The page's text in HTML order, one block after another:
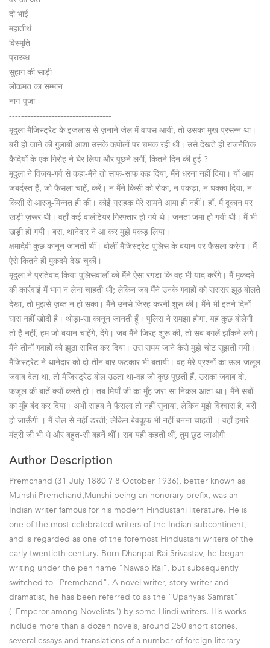
दो भाई
महातीर्थ
विस्मृति
प्रारब्ध
सुहाग की साड़ी
लोकमत का सम्मान
नाग-पूजा
----------------------------------
मृदुला मैजिस्ट्रेट के इजलास से ज़नाने जेल में वापस आयी, तो उसका मुख प्रसन्न था।
बरी हो जाने की गुलाबी आशा उसके कपोलों पर चमक रही थी। उसे देखते ही राजनैतिक
कैदियों के एक गिरोह ने घेर लिया और पूछने लगीं, कितने दिन की हुई ?
मृदुला ने विजय-गर्व से कहा-मैंने तो साफ-साफ कह दिया, मैंने धरना नहीं दिया। यों आप
जबर्दस्त हैं, जो फैसला चाहें, करें। न मैंने किसी को रोका, न पकड़ा, न धक्का दिया, न
किसी से आरजू-मिन्नत ही की। कोई ग्राहक मेरे सामने आया ही नहीं। हाँ, मैं दूकान पर
खड़ी ज़रूर थी। वहाँ कई वालंटियर गिरफ्तार हो गये थे। जनता जमा हो गयी थी। मैं भी
खड़ी हो गयी। बस, थानेदार ने आ कर मुझे पकड़ लिया।
क्षमादेवी कुछ कानून जानती थीं। बोलीं-मैजिस्ट्रेट पुलिस के बयान पर फैसला करेगा। मैं
ऐसे कितने ही मुकदमे देख चुकी।
मृदुला ने प्रतिवाद किया-पुलिसवालों को मैंने ऐसा रगड़ा कि वह भी याद करेंगे। मैं मुकदमे
की कार्रवाई में भाग न लेना चाहती थी; लेकिन जब मैंने उनके गवाहों को सरासर झूठ बोलते
देखा, तो मुझसे ज़ब्त न हो सका। मैंने उनसे जिरह करनी शुरू की। मैंने भी इतने दिनों
घास नहीं खोदी है। थोड़ा-सा कानून जानती हूँ। पुलिस ने समझा होगा, यह कुछ बोलेगी
तो है नहीं, हम जो बयान चाहेंगे, देंगे। जब मैंने जिरह शुरू की, तो सब बगलें झाँकने लगे।
मैंने तीनों गवाहों को झूठा साबित कर दिया। उस समय जाने कैसे मुझे चोट सूझती गयी।
मैजिस्ट्रेट ने थानेदार को दो-तीन बार फटकार भी बतायी। वह मेरे प्रश्नों का ऊल-जलूल
जवाब देता था, तो मैजिस्ट्रेट बोल उठता था-वह जो कुछ पूछती हैं, उसका जवाब दो,
फजूल की बातें क्यों करते हो। तब मियाँ जी का मुँह जरा-सा निकल आता था। मैंने सबों
का मुँह बंद कर दिया। अभी साहब ने फैसला तो नहीं सुनाया, लेकिन मुझे विश्वास है, बरी
हो जाऊँगी । मैं जेल से नहीं डरती; लेकिन बेवकूफ भी नहीं बनना चाहती । वहाँ हमारे
मंत्री जी भी थे और बहुत-सी बहनें थीं। सब यही कहती थीं, तुम छूट जाओगी
Author Description
Premchand (31 July 1880 ? 8 October 1936), better known as
Munshi Premchand,Munshi being an honorary prefix, was an
Indian writer famous for his modern Hindustani literature. He is
one of the most celebrated writers of the Indian subcontinent,
and is regarded as one of the foremost Hindustani writers of the
early twentieth century. Born Dhanpat Rai Srivastav, he began
writing under the pen name "Nawab Rai", but subsequently
switched to "Premchand". A novel writer, story writer and
dramatist, he has been referred to as the "Upanyas Samrat"
("Emperor among Novelists") by some Hindi writers. His works
include more than a dozen novels, around 250 short stories,
several essays and translations of a number of foreign literary